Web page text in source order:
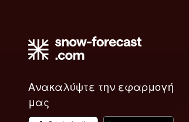
Ανακαλύψτε την εφαρμογή
μας